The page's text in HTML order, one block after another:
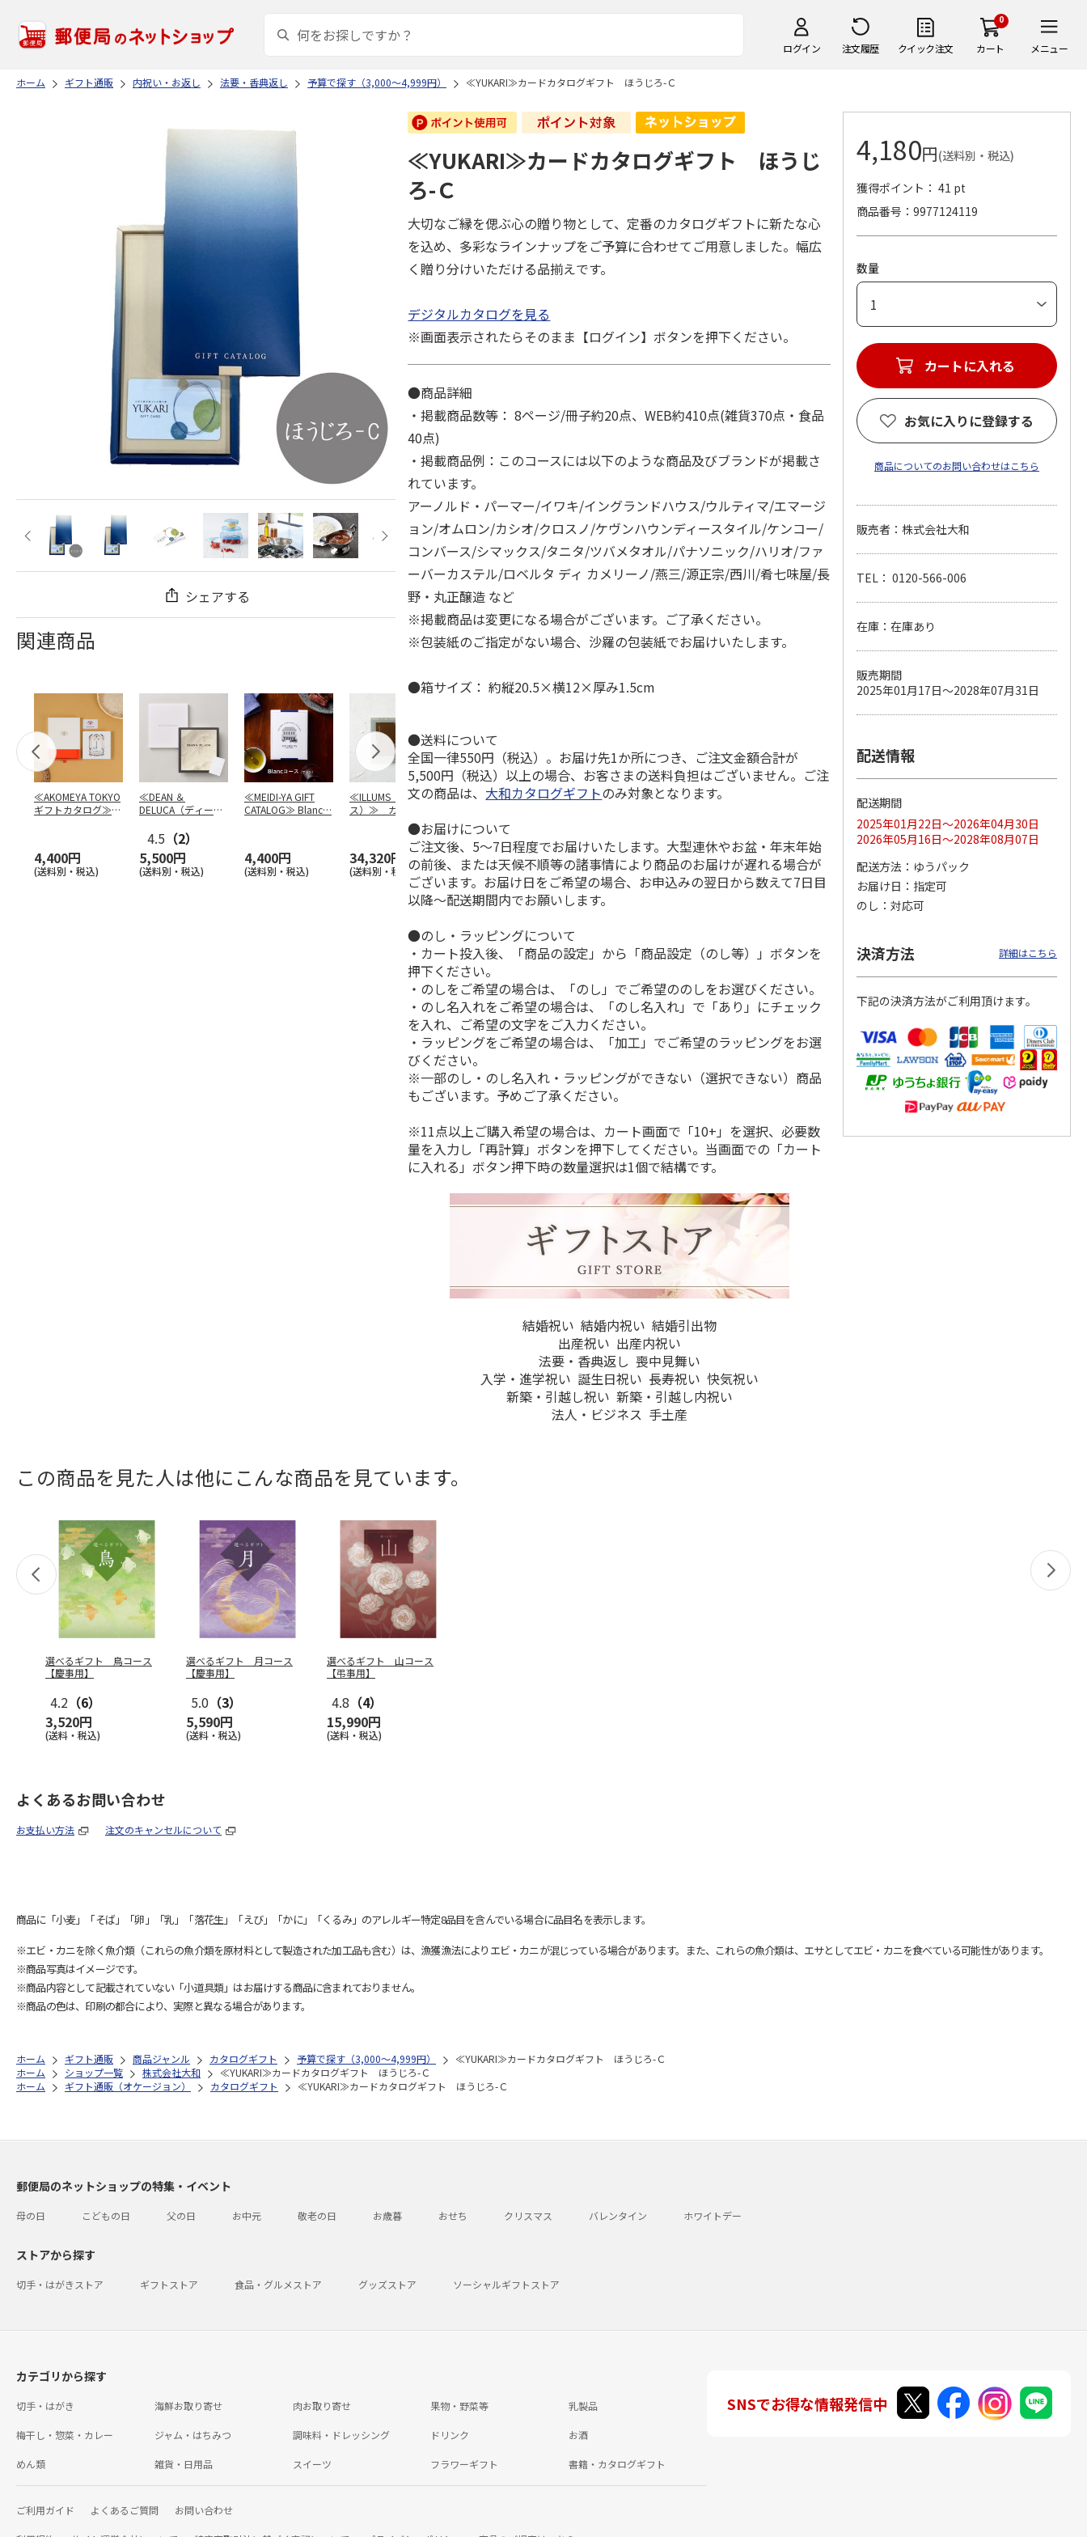
ログイン 注文履歴 クイック注文
0
カート メニュー
ホーム ギフト通販 内祝い・お返し 法要・香典返し 予算で探す（3,000～4,999円） ≪YUKARI≫カードカタログギフト ほうじろ-Ｃ
シェアする
関連商品
≪AKOMEYA TOKYO
ギフトカタログ≫
4,400円
(送料別・税込)
≪DEAN ＆
DELUCA（ディーン
…
4.5 （2）
5,500円
(送料別・税込)
≪MEIDI-YA GIFT
CATALOG≫ Blanc…
4,400円
(送料別・税込)
≪ILLUMS（イルム
ス）≫ カタログギ
フト ロイヤル
34,320円
(送料別・税込)
【とっておきのニッ
ログギフト 栄（さ
かえ …
4,290円
(送料別・税込)
TIMEBook(R)
60,500円
(送料別・税込)
【とっておきのニッ
6,490円
(送料別・税込)
5.0（1）
108,900円
(送料別・税込)
【とっておきのニッ
ポンを贈る】 カタ
ログギフト 弥（あ
まね…
5,390円
(送料別・税込)
ログギフト ソ
≪YUKARI≫カードカタログギフト ほうじ
ろ-Ｃ
大切なご縁を偲ぶ心の贈り物として、定番のカタログギフトに新たな心
を込め、多彩なラインナップをご予算に合わせてご用意しました。幅広
く贈り分けいただける品揃えです。
デジタルカタログを見る
※画面表示されたらそのまま【ログイン】ボタンを押下ください。
●商品詳細
・掲載商品数等： 8ページ/冊子約20点、WEB約410点(雑貨370点・食品
40点)
・掲載商品例：このコースには以下のような商品及びブランドが掲載さ
れています。
アーノルド・パーマー/イワキ/イングランドハウス/ウルティマ/エマージ
ョン/オムロン/カシオ/クロスノ/ケヴンハウンディースタイル/ケンコー/
コンバース/シマックス/タニタ/ツバメタオル/パナソニック/ハリオ/ファ
ーバーカステル/ロベルタ ディ カメリーノ/燕三/源正宗/西川/肴七味屋/長
野・丸正醸造 など
※掲載商品は変更になる場合がございます。ご了承ください。
※包装紙のご指定がない場合、沙羅の包装紙でお届けいたします。
●箱サイズ： 約縦20.5×横12×厚み1.5cm
●送料について
全国一律550円（税込）。お届け先1か所につき、ご注文金額合計が
5,500円（税込）以上の場合、お客さまの送料負担はございません。ご注
文の商品は、 大和カタログギフトのみ対象となります。
●お届けについて
ご注文後、5～7日程度でお届けいたします。大型連休やお盆・年末年始
の前後、または天候不順等の諸事情により商品のお届けが遅れる場合が
ございます。お届け日をご希望の場合、お申込みの翌日から数えて7日目
以降～配送期間内でお願いします。
●のし・ラッピングについて
・カート投入後、「商品の設定」から「商品設定（のし等）」ボタンを
押下ください。
・のしをご希望の場合は、「のし」でご希望ののしをお選びください。
・のし名入れをご希望の場合は、「のし名入れ」で「あり」にチェック
を入れ、ご希望の文字をご入力ください。
・ラッピングをご希望の場合は、「加工」でご希望のラッピングをお選
びください。
※一部のし・のし名入れ・ラッピングができない（選択できない）商品
もございます。予めご了承ください。
※11点以上ご購入希望の場合は、カート画面で「10+」を選択、必要数
量を入力し「再計算」ボタンを押下してください。当画面での「カート
に入れる」ボタン押下時の数量選択は1個で結構です。
結婚祝い 結婚内祝い 結婚引出物
出産祝い 出産内祝い
法要・香典返し 喪中見舞い
入学・進学祝い 誕生日祝い 長寿祝い 快気祝い
新築・引越し祝い 新築・引越し内祝い
法人・ビジネス 手土産
4,180円(送料別・税込)
獲得ポイント： 41 pt
商品番号
9977124119
数量
カートに入れる
お気に入りに登録する
商品についてのお問い合わせはこちら
販売者：株式会社大和
TEL： 0120-566-006
在庫：在庫あり
販売期間
2025年01月17日～2028年07月31日
配送情報
配送期間
2025年01月22日～2026年04月30日
2026年05月16日～2028年08月07日
配送方法
ゆうパック
お届け日
指定可
のし
対応可
決済方法 詳細はこちら
下記の決済方法がご利用頂けます。
この商品を見た人は他にこんな商品を見ています。
選べるギフト 鳥コース
【慶事用】
4.2 （6）
3,520円
(送料・税込)
選べるギフト 月コース
【慶事用】
5.0 （3）
5,590円
(送料・税込)
選べるギフト 山コース
【弔事用】
4.8 （4）
15,990円
(送料・税込)
よくあるお問い合わせ
お支払い方法 注文のキャンセルについて
商品に「小麦」「そば」「卵」「乳」「落花生」「えび」「かに」「くるみ」のアレルギー特定8品目を含んでいる場合に品目名を表示します。
※エビ・カニを除く魚介類（これらの魚介類を原材料として製造された加工品も含む）は、漁獲漁法によりエビ・カニが混じっている場合があります。また、これらの魚介類は、エサとしてエビ・カニを食べている可能性があります。
※商品写真はイメージです。
※商品内容として記載されていない「小道具類」はお届けする商品に含まれておりません。
※商品の色は、印刷の都合により、実際と異なる場合があります。
ホーム ギフト通販 商品ジャンル カタログギフト 予算で探す（3,000～4,999円）
≪YUKARI≫カードカタログギフト ほうじろ-Ｃ
ホーム
ショップ一覧 株式会社大和
≪YUKARI≫カードカタログギフト ほうじろ-Ｃ
ホーム
ギフト通販（オケージョン） カタログギフト ≪YUKARI≫カードカタログギフト ほうじろ-Ｃ
郵便局のネットショップの特集・イベント
母の日 こどもの日 父の日 お中元 敬老の日 お歳暮 おせち クリスマス バレンタイン ホワイトデー
ストアから探す
切手・はがきストア ギフトストア 食品・グルメストア グッズストア ソーシャルギフトストア
カテゴリから探す
切手・はがき 海鮮お取り寄せ 肉お取り寄せ 果物・野菜等 乳製品
梅干し・惣菜・カレー ジャム・はちみつ 調味料・ドレッシング ドリンク お酒
めん類 雑貨・日用品 スイーツ フラワーギフト 書籍・カタログギフト
ご利用ガイド よくあるご質問 お問い合わせ
SNSでお得な情報発信中